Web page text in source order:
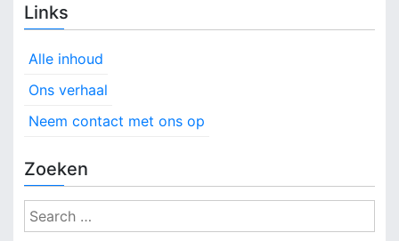
Links
Alle inhoud
Ons verhaal
Neem contact met ons op
Zoeken
S
e